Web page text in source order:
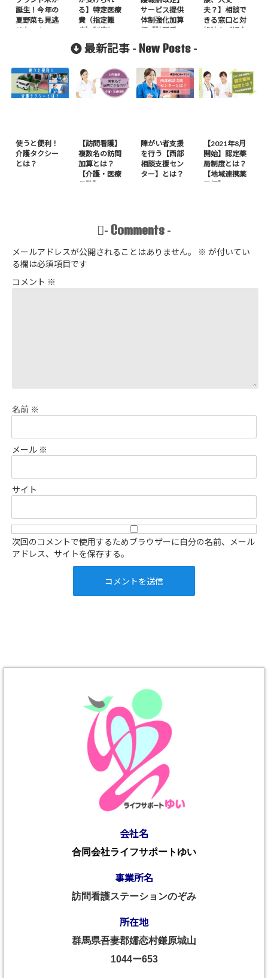
誕生！今年の
夏野菜も見逃
せない！
る】特定医療
費（指定難
病）制度と
サービス提供
体制強化加算
編【訪問看
夫？】相談で
きる窓口と対
処法をご紹介
最新記事 - New Posts -
使うと便利！
介護タクシー
とは？
【訪問看護】
複数名の訪問
加算とは？
【介護・医療
保険】
障がい者支援
を行う【西部
相談支援セン
ター】とは？
【2021年8月
開始】認定薬
局制度とは？
【地域連携薬
局編】
- Comments -
メールアドレスが公開されることはありません。 ※ が付いてい
る欄は必須項目です
コメント ※
名前 ※
メール ※
サイト
次回のコメントで使用するためブラウザーに自分の名前、メール
アドレス、サイトを保存する。
会社名
合同会社ライフサポートゆい
事業所名
訪問看護ステーションのぞみ
所在地
群馬県吾妻郡嬬恋村鎌原城山
1044ー653